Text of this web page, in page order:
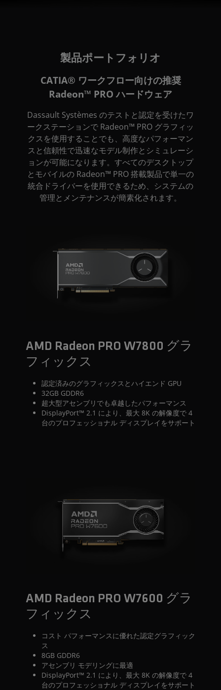
製品ポートフォリオ
CATIA® ワークフロー向けの推奨
Radeon™ PRO ハードウェア
Dassault Systèmes のテストと認定を受けたワ
ークステーションで Radeon™ PRO グラフィッ
クスを使用することでも、高度なパフォーマン
スと信頼性で迅速なモデル制作とシミュレーシ
ョンが可能になります。すべてのデスクトップ
とモバイルの Radeon™ PRO 搭載製品で単一の
統合ドライバーを使用できるため、システムの
管理とメンテナンスが簡素化されます。
AMD Radeon PRO W7800 グラ
フィックス
認定済みのグラフィックスとハイエンド GPU
32GB GDDR6
超大型アセンブリでも卓越したパフォーマンス
DisplayPort™ 2.1 により、最大 8K の解像度で 4
台のプロフェッショナル ディスプレイをサポート
AMD Radeon PRO W7600 グラ
フィックス
コスト パフォーマンスに優れた認定グラフィック
ス
8GB GDDR6
アセンブリ モデリングに最適
DisplayPort™ 2.1 により、最大 8K の解像度で 4
台のプロフェッショナル ディスプレイをサポート